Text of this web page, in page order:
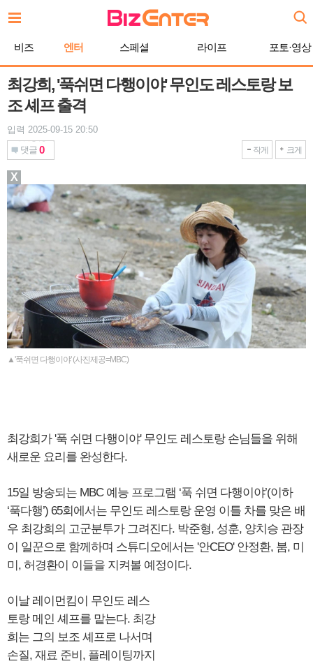
문
비즈 엔터 스페셜 라이프 포토·영상
최강희, '푹쉬면 다행이야' 무인도 레스토랑 보
조 셰프 출격
입력 2025-09-15 20:50
댓글 0 작게 크게
▲'푹쉬면 다행이야' (사진제공=MBC)
최강희가 '푹 쉬면 다행이야' 무인도 레스토랑 손님들을 위해
새로운 요리를 완성한다.
15일 방송되는 MBC 예능 프로그램 ‘푹 쉬면 다행이야’(이하
‘푹다행’) 65회에서는 무인도 레스토랑 운영 이틀 차를 맞은 배
우 최강희의 고군분투가 그려진다. 박준형, 성훈, 양치승 관장
이 일꾼으로 함께하며 스튜디오에서는 '안CEO' 안정환, 붐, 미
미, 허경환이 이들을 지켜볼 예정이다.
이날 레이먼킴이 무인도 레스
토랑 메인 셰프를 맡는다. 최강
희는 그의 보조 셰프로 나서며
손질, 재료 준비, 플레이팅까지
X